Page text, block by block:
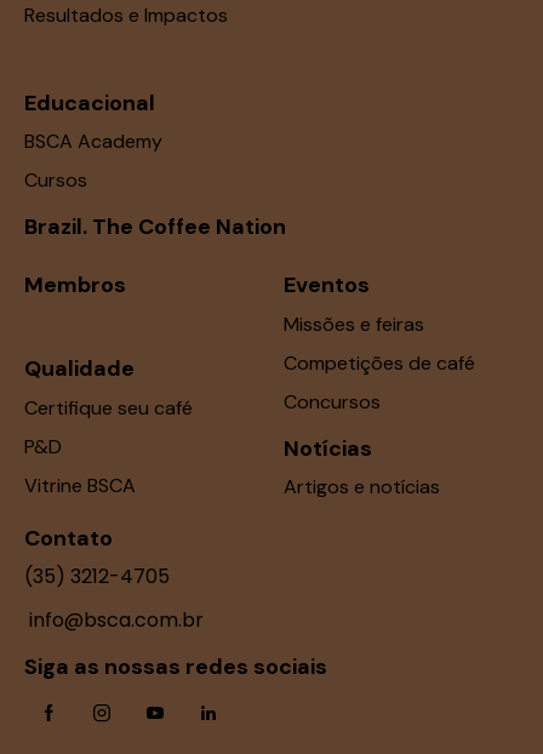
Resultados e Impactos
Educacional
BSCA Academy
Cursos
Brazil. The Coffee Nation
Membros
Qualidade
Certifique seu café
P&D
Vitrine BSCA
Eventos
Missões e feiras
Competições de café
Concursos
Notícias
Artigos e notícias
Contato
(35) 3212-4705
info@bsca.com.br
Siga as nossas redes sociais